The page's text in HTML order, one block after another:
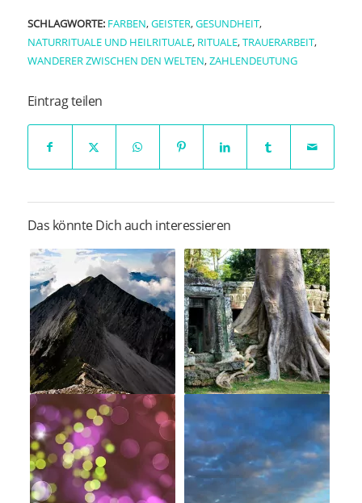
SCHLAGWORTE: FARBEN,GEISTER,GESUNDHEIT,
NATURRITUALE UND HEILRITUALE, RITUALE,TRAUERARBEIT,
WANDERER ZWISCHEN DEN WELTEN,ZAHLENDEUTUNG
Eintrag teilen
Das könnte Dich auch interessieren